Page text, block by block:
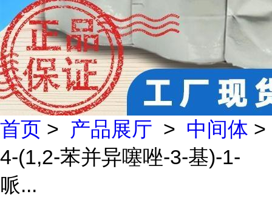
首页 > 产品展厅 > 中间体 >
4-(1,2-苯并异噻唑-3-基)-1-
哌...